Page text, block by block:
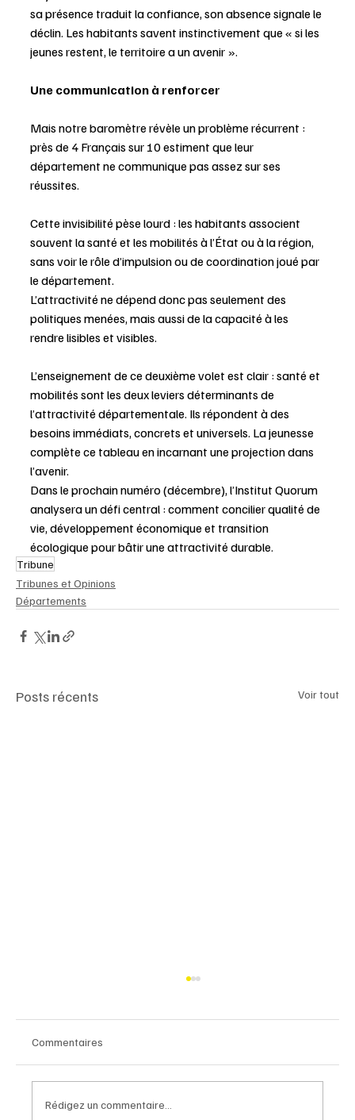
sa présence traduit la confiance, son absence signale le
déclin. Les habitants savent instinctivement que « si les
jeunes restent, le territoire a un avenir ».
Une communication à renforcer
Mais notre baromètre révèle un problème récurrent :
près de 4 Français sur 10 estiment que leur
département ne communique pas assez sur ses
réussites.
Cette invisibilité pèse lourd : les habitants associent
souvent la santé et les mobilités à l’État ou à la région,
sans voir le rôle d’impulsion ou de coordination joué par
le département.
L’attractivité ne dépend donc pas seulement des
politiques menées, mais aussi de la capacité à les
rendre lisibles et visibles.
L’enseignement de ce deuxième volet est clair : santé et
mobilités sont les deux leviers déterminants de
l’attractivité départementale. Ils répondent à des
besoins immédiats, concrets et universels. La jeunesse
complète ce tableau en incarnant une projection dans
l’avenir.
Dans le prochain numéro (décembre), l’Institut Quorum
analysera un défi central : comment concilier qualité de
vie, développement économique et transition
écologique pour bâtir une attractivité durable.
Tribune
Tribunes et Opinions
Départements
Posts récents Voir tout
Commentaires
Rédigez un commentaire...